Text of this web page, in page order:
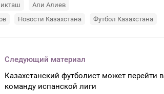
Али Алиев
Новости Казахстана Футбол Казахстана
Следующий материал
Казахстанский футболист может перейти в
команду испанской лиги